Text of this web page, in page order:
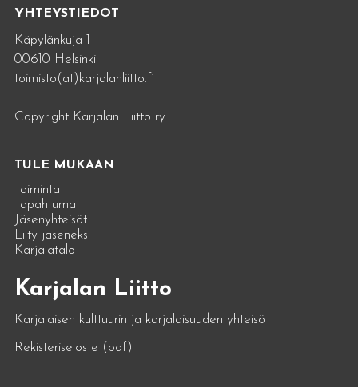
YHTEYSTIEDOT
Käpylänkuja 1
00610 Helsinki
toimisto(at)karjalanliitto.fi
Copyright Karjalan Liitto ry
TULE MUKAAN
Toiminta
Tapahtumat
Jäsenyhteisöt
Liity jäseneksi
Karjalatalo
Karjalan Liitto
Karjalaisen kulttuurin ja karjalaisuuden yhteisö
Rekisteriseloste (pdf)